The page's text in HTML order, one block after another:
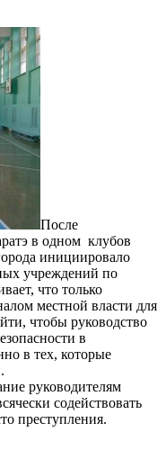
После
в одном клубов
инициировало
учреждений по
что только
местной власти для
чтобы руководство
в
в тех, которые
руководителям
содействовать
преступления.